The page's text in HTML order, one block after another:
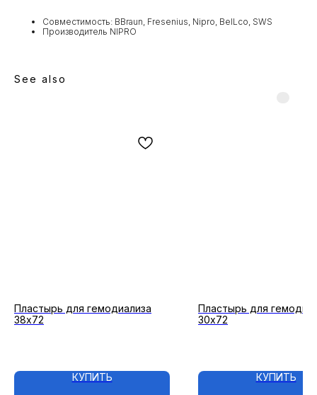
Совместимость: BBraun, Fresenius, Nipro, BelLco, SWS
Производитель NIPRO
See also
Пластырь для гемодиализа
38х72
КУПИТЬ
Пластырь для
30х72
КУПИТЬ